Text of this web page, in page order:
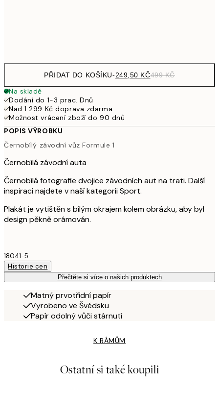
PŘIDAT DO KOŠÍKU-249,50 KČ499 KČ
Na skladě
Dodání do 1-3 prac. Dnů
Nad 1 299 Kč doprava zdarma.
Možnost vrácení zboží do 90 dnů
POPIS VÝROBKU
Černobílý závodní vůz Formule 1
Černobílá závodní auta
Černobílá fotografie dvojice závodních aut na trati. Další
inspiraci najdete v naší kategorii Sport.
Plakát je vytištěn s bílým okrajem kolem obrázku, aby byl
design pěkně orámován.
18041-5
Historie cen
Přečtěte si více o našich produktech
Matný prvotřídní papír
Vyrobeno ve Švédsku
Papír odolný vůči stárnutí
K RÁMŮM
Ostatní si také koupili